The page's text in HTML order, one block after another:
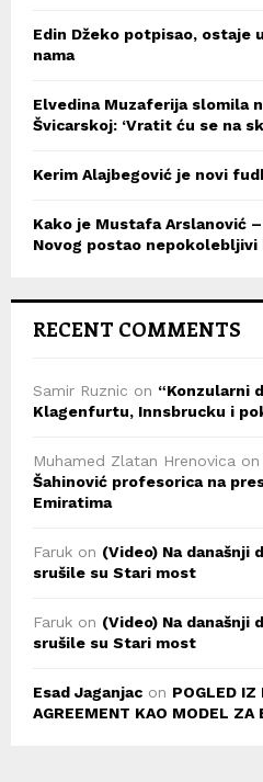
Edin Džeko potpisao, ostaje
nama
Elvedina Muzaferija slomila
Švicarskoj: ‘Vratit ću se na
Kerim Alajbegović je novi
Kako je Mustafa Arslanović
Novog postao
RECENT COMMENTS
Samir Ruznic on “Konzularni
Klagenfurtu, Innsbrucku i
Muhamed Zlatan Hrenovica on
Šahinović profesorica na
Emiratima
Faruk on (Video) Na današnji
srušile su Stari most
Faruk on (Video) Na današnji
srušile su Stari most
Esad Jaganjac on POGLED IZ
AGREEMENT KAO MODEL ZA